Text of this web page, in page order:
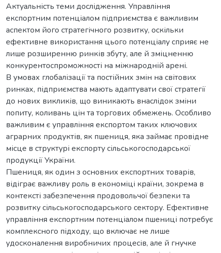
Актуальність теми дослідження. Управління
експортним потенціалом підприємства є важливим
аспектом його стратегічного розвитку, оскільки
ефективне використання цього потенціалу сприяє не
лише розширенню ринків збуту, але й зміцненню
конкурентоспроможності на міжнародній арені.
В умовах глобалізації та постійних змін на світових
ринках, підприємства мають адаптувати свої стратегії
до нових викликів, що виникають внаслідок зміни
попиту, коливань цін та торгових обмежень. Особливо
важливим є управління експортом таких ключових
аграрних продуктів, як пшениця, яка займає провідне
місце в структурі експорту сільськогосподарської
продукції України.
Пшениця, як один з основних експортних товарів,
відіграє важливу роль в економіці країни, зокрема в
контексті забезпечення продовольчої безпеки та
розвитку сільськогосподарського сектору. Ефективне
управління експортним потенціалом пшениці потребує
комплексного підходу, що включає не лише
удосконалення виробничих процесів, але й гнучке